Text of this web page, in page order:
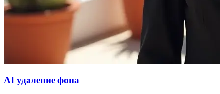
AI удаление фона